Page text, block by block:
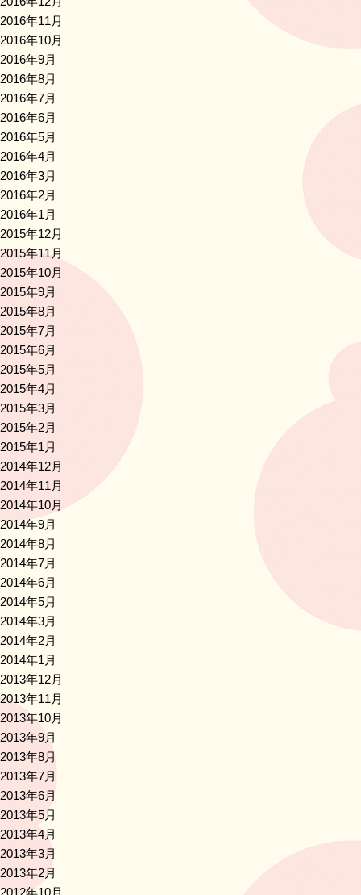
2016年11月
2016年10月
2016年9月
2016年8月
2016年7月
2016年6月
2016年5月
2016年4月
2016年3月
2016年2月
2016年1月
2015年12月
2015年11月
2015年10月
2015年9月
2015年8月
2015年7月
2015年6月
2015年5月
2015年4月
2015年3月
2015年2月
2015年1月
2014年12月
2014年11月
2014年10月
2014年9月
2014年8月
2014年7月
2014年6月
2014年5月
2014年3月
2014年2月
2014年1月
2013年12月
2013年11月
2013年10月
2013年9月
2013年8月
2013年7月
2013年6月
2013年5月
2013年4月
2013年3月
2013年2月
2012年10月